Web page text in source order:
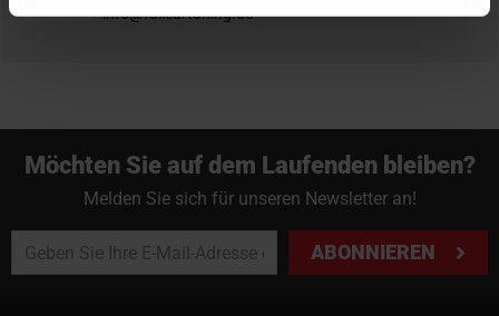
info@fullcartuning.de
Möchten Sie auf dem Laufenden bleiben?
Melden Sie sich für unseren Newsletter an!
ABONNIEREN